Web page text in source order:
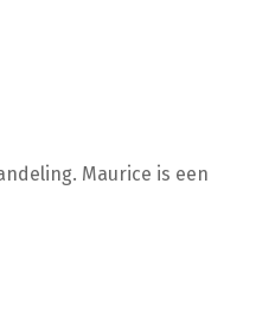
Maurice is een